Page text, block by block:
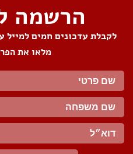
הרשמה
לקבלת עדכונים חמים למייל
מלאו את